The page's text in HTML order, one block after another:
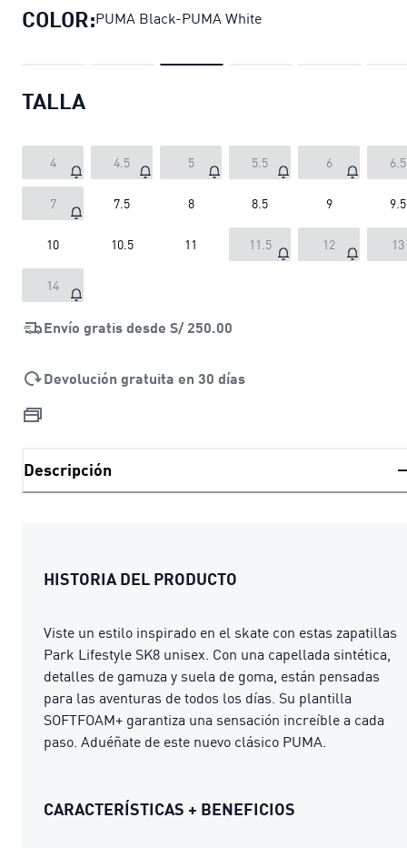
COLOR:PUMA Black-PUMA White
TALLA
4 4.5 5 5.5 6 6.5
7 7.5 8 8.5 9 9.5
10 10.5 11 11.5 12 13
14
Envío gratis desde S/ 250.00
Devolución gratuita en 30 días
Descripción
HISTORIA DEL PRODUCTO
Viste un estilo inspirado en el skate con estas zapatillas
Park Lifestyle SK8 unisex. Con una capellada sintética,
detalles de gamuza y suela de goma, están pensadas
para las aventuras de todos los días. Su plantilla
SOFTFOAM+ garantiza una sensación increíble a cada
paso. Aduéñate de este nuevo clásico PUMA.
CARACTERÍSTICAS + BENEFICIOS